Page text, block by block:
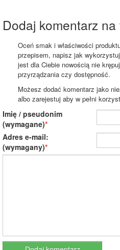
Dodaj komentarz
Oceń smak i właściwości
przepisem, napisz jak
jest dla Ciebie nowością nie
przyrządzania czy dostępność.
Możesz dodać komentarz jako
albo zarejestuj aby w pełni
Imię / pseudonim
(wymagane)
Adres e-mail:
(wymagany)